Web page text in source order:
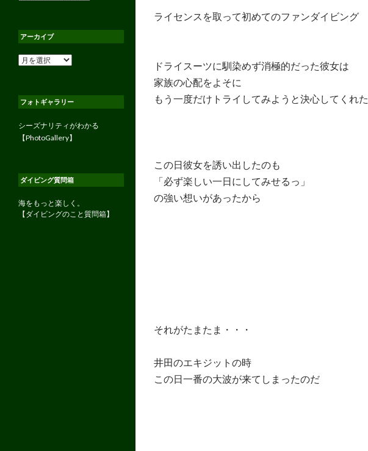
ライセンスを取って初めてのファンダイビング
ドライスーツに馴染めず消極的だった彼女は
家族の心配をよそに
もう一度だけトライしてみようと決心してくれた
この日彼女を誘い出したのも
「必ず楽しい一日にしてみせるっ」
の強い想いがあったから
それがたまたま・・・
井田のエキジットの時
この日一番の大波が来てしまったのだ
ー
アーカイブ
ア
ブ
フォトギャラリー
シーズナリティがわかる
【PhotoGallery】
ダイビング質問箱
海をもっと楽しく。
【ダイビングのこと質問箱】